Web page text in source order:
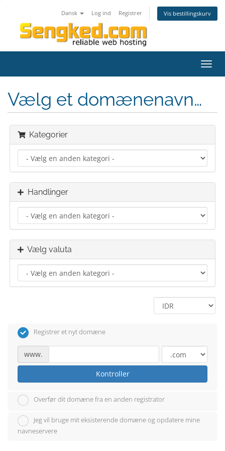
Dansk Log ind Registrer Vis bestillingskurv
Skift
Vælg et domænenavn…
Kategorier
Handlinger
Vælg valuta
Registrer et nyt domæne
www.
Kontroller
Overfør dit domæne fra en anden registrator
Jeg vil bruge mit eksisterende domæne og opdatere mine
navneservere